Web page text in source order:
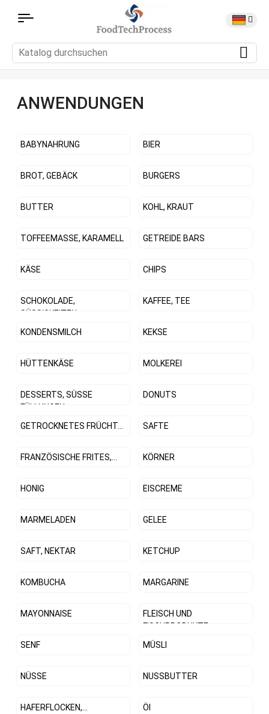
ANWENDUNGEN
BABYNAHRUNG BIER
BROT, GEBÄCK BURGERS
BUTTER KOHL, KRAUT
TOFFEEMASSE, KARAMELL GETREIDE BARS
KÄSE CHIPS
SCHOKOLADE,
SÜSSIGKEITEN
KAFFEE, TEE
KONDENSMILCH KEKSE
HÜTTENKÄSE MOLKEREI
DESSERTS, SÜSSE
FÜLLUNGEN
DONUTS
GETROCKNETES FRÜCHT... SAFTE
FRANZÖSISCHE FRITES,... KÖRNER
HONIG EISCREME
MARMELADEN GELEE
SAFT, NEKTAR KETCHUP
KOMBUCHA MARGARINE
MAYONNAISE
FLEISCH UND
FISCHPRODUKTE
SENF
MÜSLI
NÜSSE NUSSBUTTER
HAFERFLOCKEN,... Öl